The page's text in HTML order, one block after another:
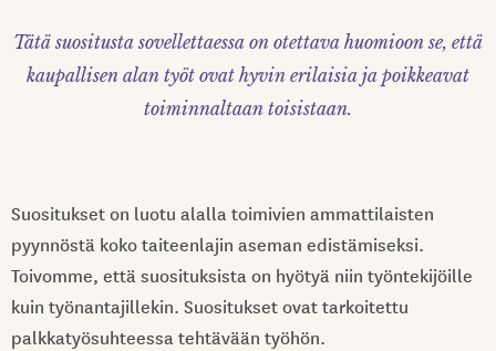
Tätä suositusta sovellettaessa on otettava huomioon se, että
kaupallisen alan työt ovat hyvin erilaisia ja poikkeavat
toiminnaltaan toisistaan.
Suositukset on luotu alalla toimivien ammattilaisten
pyynnöstä koko taiteenlajin aseman edistämiseksi.
Toivomme, että suosituksista on hyötyä niin työntekijöille
kuin työnantajillekin. Suositukset ovat tarkoitettu
palkkatyösuhteessa tehtävään työhön.